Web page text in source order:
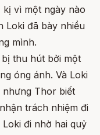
vì một ngày nào
Loki đã bày nhiều
mình.
thu hút bởi một
óng ánh. Và Loki
nhưng Thor biết
trách nhiệm đi
đi nhờ hai quỷ